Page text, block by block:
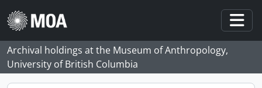
Skip to main content
Archival holdings at the Museum of Anthropology,
University of British Columbia